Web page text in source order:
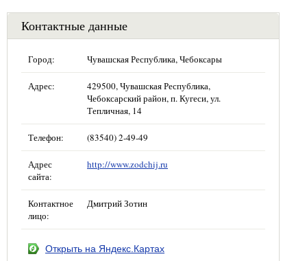
Контактные данные
Город: Чувашская Республика, Чебоксары
Адрес:
429500, Чувашская Республика,
Чебоксарский район, п. Кугеси, ул.
Тепличная, 14
Телефон: (83540) 2-49-49
Адрес
сайта:
http://www.zodchij.ru
Контактное
лицо:
Дмитрий Зотин
Открыть на Яндекс.Картах